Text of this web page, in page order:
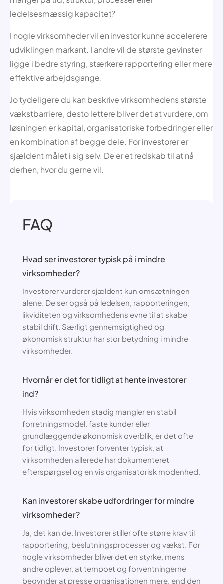
ledelsesmæssig kapacitet?
I nogle virksomheder vil en investor kunne accelerere
udviklingen markant. I andre vil de største gevinster
ligge i bedre styring, stærkere rapportering eller mere
effektive arbejdsgange.
Jo tydeligere du kan beskrive virksomhedens største
vækstbarriere, desto lettere bliver det at vurdere, om
løsningen er kapital, organisatoriske forbedringer eller
en kombination af begge dele. For investorer er
sjældent målet i sig selv. De er et redskab til at nå
derhen, hvor du gerne vil.
FAQ
Hvad ser investorer typisk på i mindre
virksomheder?
Investorer vurderer sjældent kun omsætningen
alene. De ser også på ledelsen, rapporteringen,
likviditeten og virksomhedens evne til at skabe
stabil drift. Særligt gennemsigtighed og
økonomisk struktur har stor betydning i mindre
virksomheder.
Hvornår er det for tidligt at hente investorer
ind?
Hvis virksomheden stadig mangler en stabil
forretningsmodel, faste kunder eller
grundlæggende økonomisk overblik, er det ofte
for tidligt. Investorer forventer typisk, at
virksomheden allerede har dokumenteret
efterspørgsel og en vis organisatorisk modenhed.
Kan investorer skabe udfordringer for mindre
virksomheder?
Ja, det kan de. Investorer stiller ofte større krav til
rapportering, beslutningsprocesser og vækst. For
nogle virksomheder bliver det en styrke, mens
andre oplever, at tempoet og forventningerne
begynder at presse organisationen mere, end den